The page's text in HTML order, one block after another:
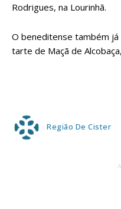
Rodrigues, na Lourinhã.
O beneditense também
tarte de Maçã de
Região De Cister